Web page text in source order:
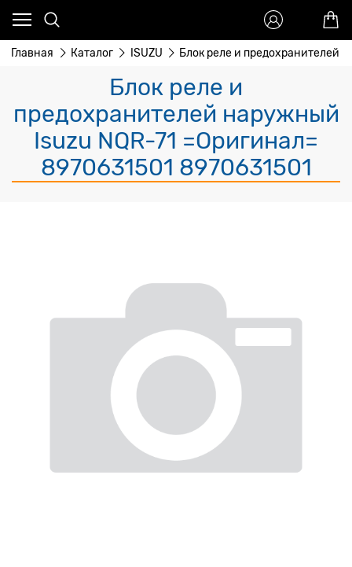
Главная Каталог ISUZU Блок реле и предохранителей
Блок реле и
предохранителей наружный
Isuzu NQR-71 =Оригинал=
8970631501 8970631501